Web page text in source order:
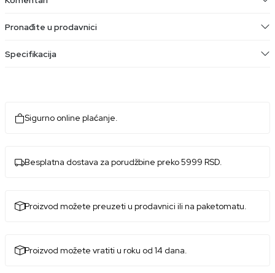
Pronađite u prodavnici
Specifikacija
Sigurno online plaćanje.
Besplatna dostava za porudžbine preko 5999 RSD.
Proizvod možete preuzeti u prodavnici ili na paketomatu.
Proizvod možete vratiti u roku od 14 dana.